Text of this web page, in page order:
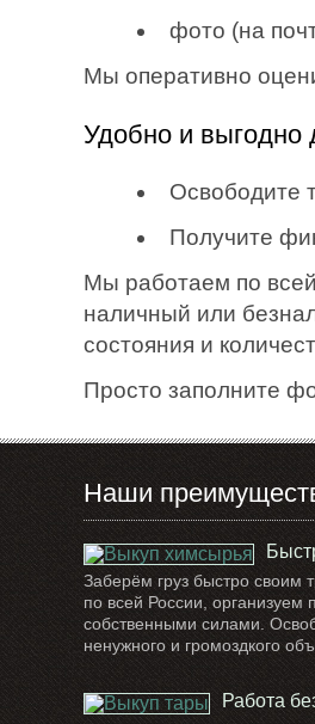
фото (на
Мы оперативно
Удобно и выгодно
Освободите
Получите
Мы работаем по
наличный или
состояния и
Просто заполните
Наши
Заберём груз быстро своим
по всей России, организуем
собственными силами.
ненужного и громоздкого
Работа